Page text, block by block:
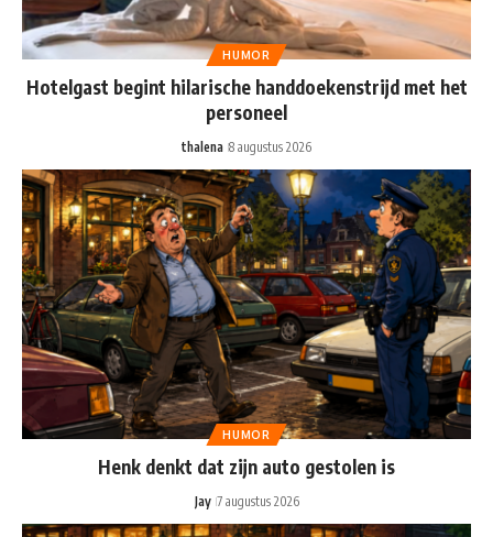
HUMOR
Hotelgast begint hilarische handdoekenstrijd met het
personeel
thalena 8 augustus 2026
HUMOR
Henk denkt dat zijn auto gestolen is
Jay 7 augustus 2026